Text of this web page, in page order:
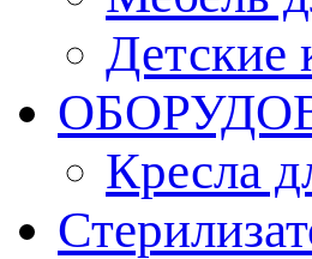
Детские
Кресла